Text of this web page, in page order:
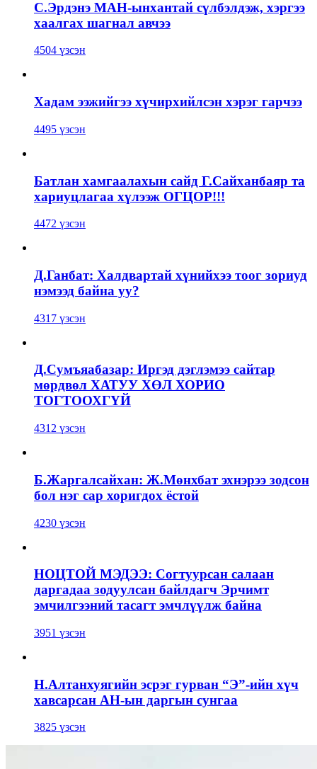
С.Эрдэнэ МАН-ынхантай сүлбэлдэж, хэргээ
хаалгах шагнал авчээ
4504 үзсэн
Хадам ээжийгээ хүчирхийлсэн хэрэг гарчээ
4495 үзсэн
Батлан хамгаалахын сайд Г.Сайханбаяр та
хариуцлагаа хүлээж ОГЦОР!!!
4472 үзсэн
Д.Ганбат: Халдвартай хүнийхээ тоог зориуд
нэмээд байна уу?
4317 үзсэн
Д.Сумъяабазар: Иргэд дэглэмээ сайтар
мөрдвөл ХАТУУ ХӨЛ ХОРИО
ТОГТООХГҮЙ
4312 үзсэн
Б.Жаргалсайхан: Ж.Мөнхбат эхнэрээ зодсон
бол нэг сар хоригдох ёстой
4230 үзсэн
НОЦТОЙ МЭДЭЭ: Согтуурсан салаан
даргадаа зодуулсан байлдагч Эрчимт
эмчилгээний тасагт эмчлүүлж байна
3951 үзсэн
Н.Алтанхуягийн эсрэг гурван “Э”-ийн хүч
хавсарсан АН-ын даргын сунгаа
3825 үзсэн